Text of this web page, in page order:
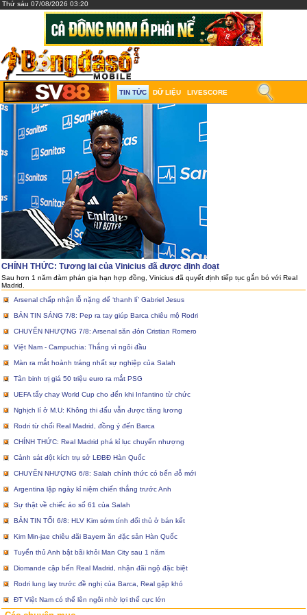
Thứ sáu 07/08/2026 03:20
TIN TỨC DỮ LIỆU LIVESCORE
CHÍNH THỨC: Tương lai của Vinicius đã được định đoạt
Sau hơn 1 năm đàm phán gia hạn hợp đồng, Vinicius đã quyết định tiếp tục gắn bó với Real
Madrid.
Arsenal chấp nhận lỗ nặng để ‘thanh lí’ Gabriel Jesus
BẢN TIN SÁNG 7/8: Pep ra tay giúp Barca chiêu mộ Rodri
CHUYỂN NHƯỢNG 7/8: Arsenal săn đón Cristian Romero
Việt Nam - Campuchia: Thắng vì ngôi đầu
Màn ra mắt hoành tráng nhất sự nghiệp của Salah
Tân binh trị giá 50 triệu euro ra mắt PSG
UEFA tẩy chay World Cup cho đến khi Infantino từ chức
Nghịch lí ở M.U: Không thi đấu vẫn được tăng lương
Rodri từ chối Real Madrid, đồng ý đến Barca
CHÍNH THỨC: Real Madrid phá kỉ lục chuyển nhượng
Cảnh sát đột kích trụ sở LĐBĐ Hàn Quốc
CHUYỂN NHƯỢNG 6/8: Salah chính thức có bến đỗ mới
Argentina lập ngày kỉ niệm chiến thắng trước Anh
Sự thật về chiếc áo số 61 của Salah
BẢN TIN TỐI 6/8: HLV Kim sớm tính đối thủ ở bán kết
Kim Min-jae chiêu đãi Bayern ăn đặc sản Hàn Quốc
Tuyển thủ Anh bật bãi khỏi Man City sau 1 năm
Diomande cập bến Real Madrid, nhận đãi ngộ đặc biệt
Rodri lung lay trước đề nghị của Barca, Real gặp khó
ĐT Việt Nam có thể lên ngôi nhờ lợi thế cực lớn